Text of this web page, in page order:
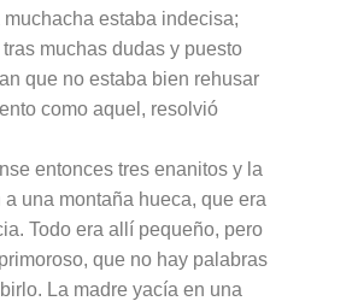
muchacha estaba indecisa;
muchas dudas y puesto
que no estaba bien rehusar
como aquel, resolvió
entonces tres enanitos y la
una montaña hueca, que era
Todo era allí pequeño, pero
que no hay palabras
La madre yacía en una